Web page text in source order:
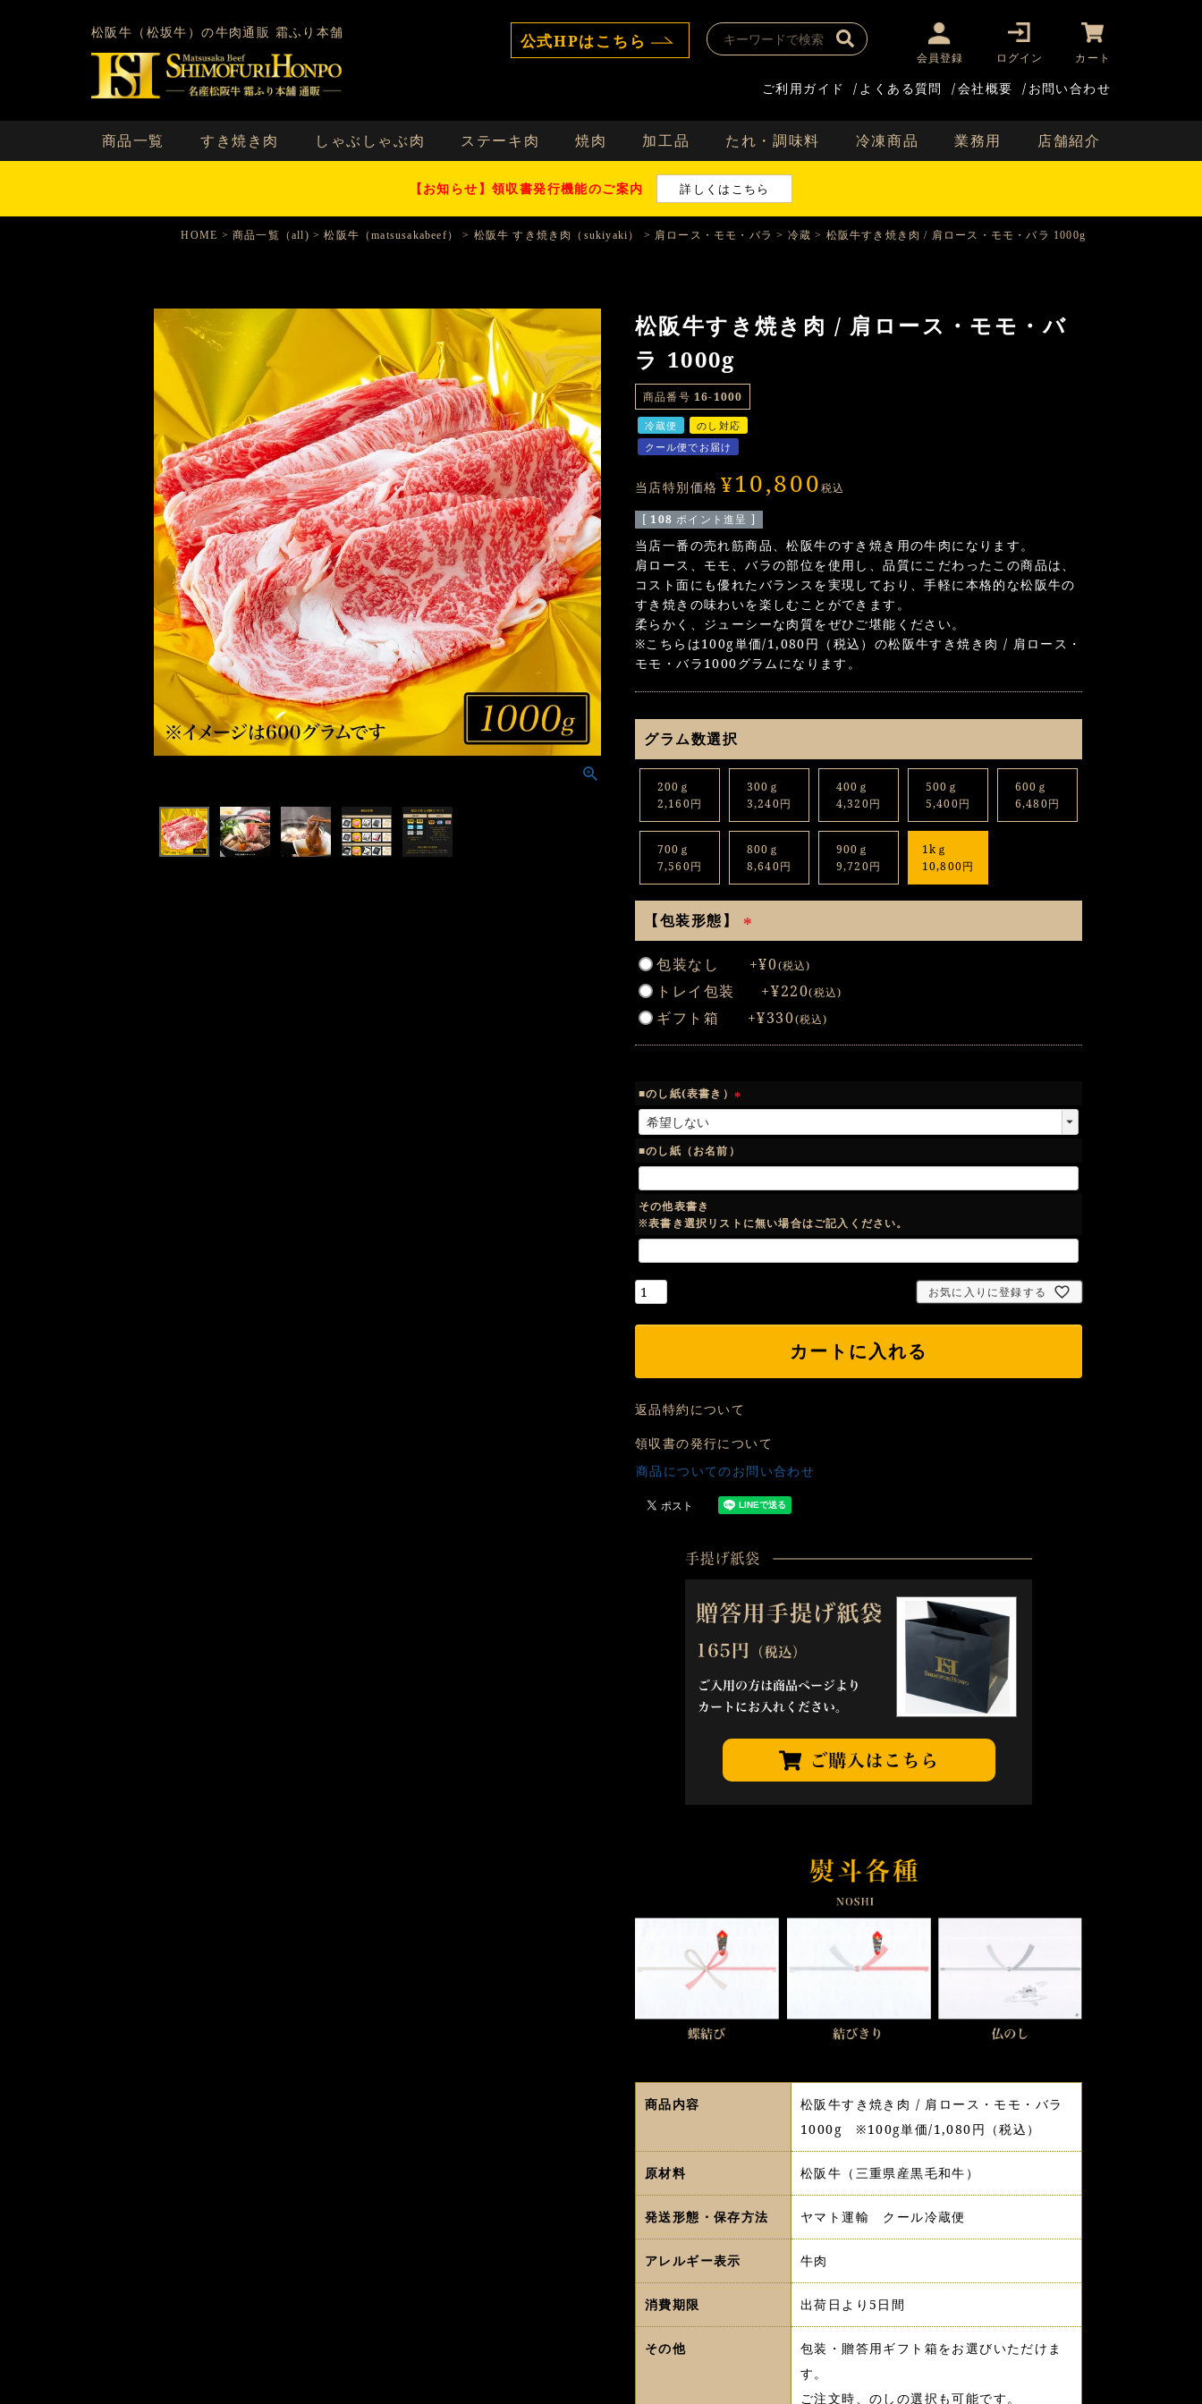
松阪牛（松坂牛）の牛肉通販 霜ふり本舗 公式HPはこちら
会員登録 ログイン カート
ご利用ガイド / よくある質問 /会社概要 / お問い合わせ
商品一覧 すき焼き肉 しゃぶしゃぶ肉 ステーキ肉 焼肉 加工品 たれ・調味料 冷凍商品 業務用 店舗紹介
【お知らせ】領収書発行機能のご案内 詳しくはこちら
HOME 商品一覧（all) 松阪牛（matsusakabeef） 松阪牛 すき焼き肉（sukiyaki） 肩ロース・モモ・バラ 冷蔵 松阪牛すき焼き肉 / 肩ロース・モモ・バラ 1000g
松阪牛すき焼き肉 / 肩ロース・モモ・バ
ラ 1000g
商品番号 16-1000
冷蔵便
のし対応
クール便でお届け
当店特別価格 ¥10,800税込
[ 108 ポイント進呈 ]
当店一番の売れ筋商品、松阪牛のすき焼き用の牛肉になります。
肩ロース、モモ、バラの部位を使用し、品質にこだわったこの商品は、
コスト面にも優れたバランスを実現しており、手軽に本格的な松阪牛の
すき焼きの味わいを楽しむことができます。
柔らかく、ジューシーな肉質をぜひご堪能ください。
※こちらは100g単価/1,080円（税込）の松阪牛すき焼き肉 / 肩ロース・
モモ・バラ1000グラムになります。
グラム数選択
200ｇ
2,160円
300ｇ
3,240円
400ｇ
4,320円
500ｇ
5,400円
600ｇ
6,480円
700ｇ
7,560円
800ｇ
8,640円
900ｇ
9,720円
1kｇ
10,800円
【包装形態】
必
)
包装なし +¥0 税込
トレイ包装 +¥220 税込
ギフト箱 +¥330 税込
■のし紙(表書き）
必
)
■のし紙（お名前）
その他表書き
※表書き選択リストに無い場合はご記入ください。
お気に入りに登録する
カートに入れる
返品特約について
領収書の発行について
商品についてのお問い合わせ
商品内容
松阪牛すき焼き肉 / 肩ロース・モモ・バラ
1000g ※100g単価/1,080円（税込）
原材料 松阪牛（三重県産黒毛和牛）
発送形態・保存方法 ヤマト運輸 クール冷蔵便
アレルギー表示 牛肉
消費期限 出荷日より5日間
その他
包装・贈答用ギフト箱をお選びいただけま
す。
ご注文時、のしの選択も可能です。